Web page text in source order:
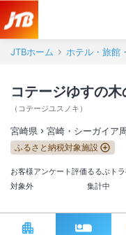
JTBホーム ホテル・旅館
コテージゆすの
（ コテージユスノキ ）
宮崎県 宮崎・シーガイア
ふるさと納税対象施設
お客様アンケート評価
対象外
るるぶト
集計中